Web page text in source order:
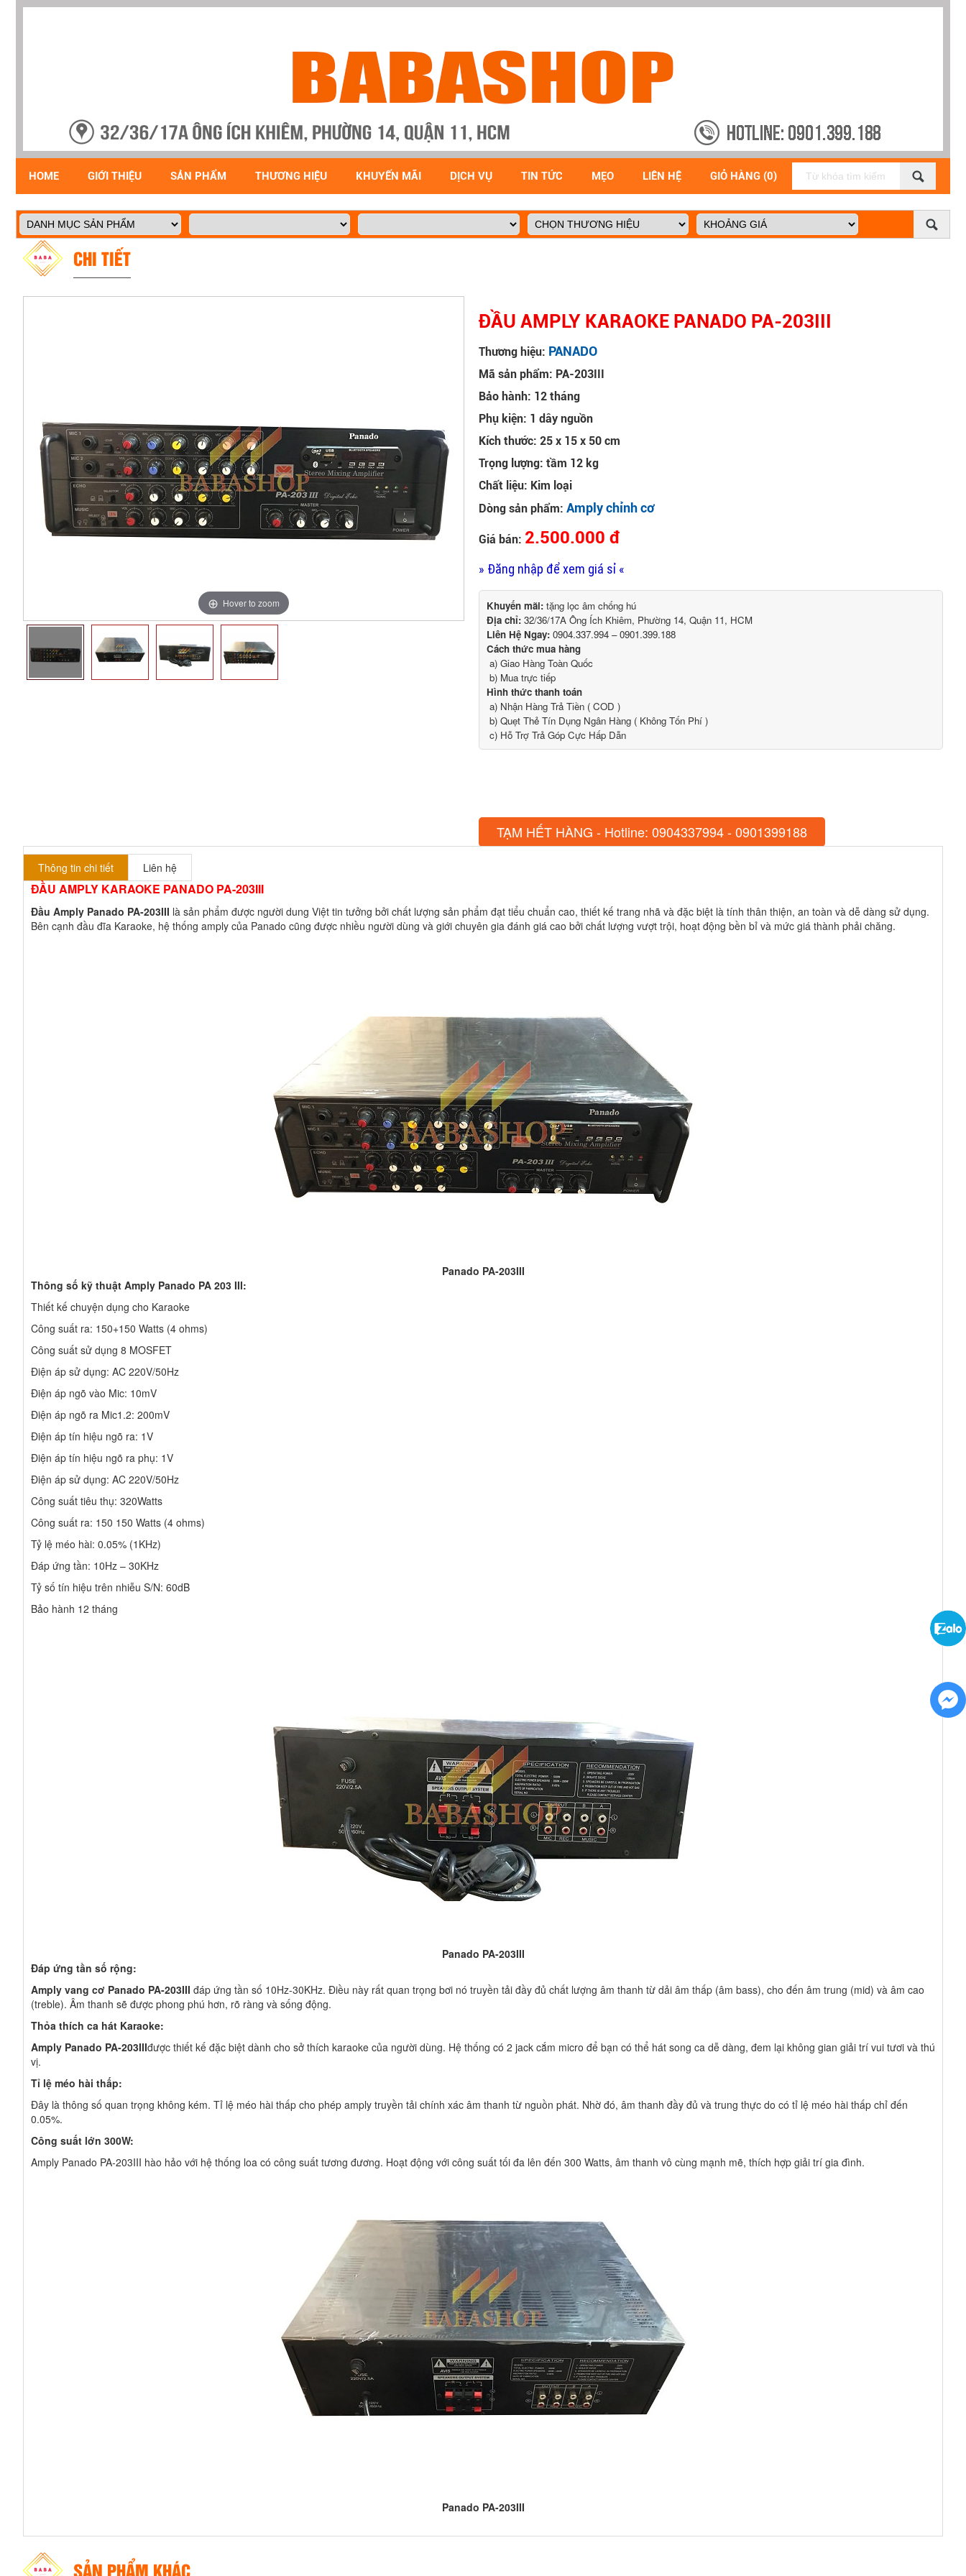
HOME GIỚI THIỆU SẢN PHẨM THƯƠNG HIỆU KHUYẾN MÃI DỊCH VỤ TIN TỨC MẸO LIÊN HỆ GIỎ HÀNG (0)
CHI TIẾT
Hover to zoom
ĐẦU AMPLY KARAOKE PANADO PA-203III
Thương hiệu: PANADO
Mã sản phẩm: PA-203III
Bảo hành: 12 tháng
Phụ kiện: 1 dây nguồn
Kích thước: 25 x 15 x 50 cm
Trọng lượng: tầm 12 kg
Chất liệu: Kim loại
Dòng sản phẩm:Amply chỉnh cơ
Giá bán: 2.500.000 đ
» Đăng nhập để xem giá sỉ «
Khuyến mãi: tặng lọc âm chống hú
Địa chỉ: 32/36/17A Ông Ích Khiêm, Phường 14, Quận 11, HCM
Liên Hệ Ngay: 0904.337.994 – 0901.399.188
Cách thức mua hàng
a) Giao Hàng Toàn Quốc
b) Mua trực tiếp
Hình thức thanh toán
a) Nhận Hàng Trả Tiền ( COD )
b) Quẹt Thẻ Tín Dụng Ngân Hàng ( Không Tốn Phí )
c) Hỗ Trợ Trả Góp Cực Hấp Dẫn
TẠM HẾT HÀNG - Hotline: 0904337994 - 0901399188
Thông tin chi tiết Liên hệ
ĐẦU AMPLY KARAOKE PANADO PA-203III
Đầu Amply Panado PA-203III là sản phẩm được người dung Việt tin tưởng bởi chất lượng sản phẩm đạt tiểu chuẩn cao, thiết kế trang nhã và đặc biệt là tính thân thiện, an toàn và dễ dàng sử dụng.
Bên cạnh đầu đĩa Karaoke, hệ thống amply của Panado cũng được nhiều người dùng và giới chuyên gia đánh giá cao bởi chất lượng vượt trội, hoạt động bền bỉ và mức giá thành phải chăng.
Panado PA-203III
Thông số kỹ thuật Amply Panado PA 203 III:
Thiết kế chuyện dụng cho Karaoke
Công suất ra: 150+150 Watts (4 ohms)
Công suất sử dụng 8 MOSFET
Điện áp sử dụng: AC 220V/50Hz
Điện áp ngõ vào Mic: 10mV
Điện áp ngõ ra Mic1.2: 200mV
Điện áp tín hiệu ngõ ra: 1V
Điện áp tín hiệu ngõ ra phụ: 1V
Điện áp sử dụng: AC 220V/50Hz
Công suất tiêu thụ: 320Watts
Công suất ra: 150 150 Watts (4 ohms)
Tỷ lệ méo hài: 0.05% (1KHz)
Đáp ứng tần: 10Hz – 30KHz
Tỷ số tín hiệu trên nhiễu S/N: 60dB
Bảo hành 12 tháng
Panado PA-203III
Đáp ứng tần số rộng:
Amply vang cơ Panado PA-203III đáp ứng tần số 10Hz-30KHz. Điều này rất quan trọng bơi nó truyền tải đầy đủ chất lượng âm thanh từ dải âm thấp (âm bass), cho đến âm trung (mid) và âm cao
(treble). Âm thanh sẽ được phong phú hơn, rõ ràng và sống động.
Thỏa thích ca hát Karaoke:
Amply Panado PA-203IIIđược thiết kế đặc biệt dành cho sở thích karaoke của người dùng. Hệ thống có 2 jack cắm micro để bạn có thể hát song ca dễ dàng, đem lại không gian giải trí vui tươi và thú
vị.
Tỉ lệ méo hài thấp:
Đây là thông số quan trọng không kém. Tỉ lệ méo hài thấp cho phép amply truyền tải chính xác âm thanh từ nguồn phát. Nhờ đó, âm thanh đầy đủ và trung thực do có tỉ lệ méo hài thấp chỉ đến
0.05%.
Công suất lớn 300W:
Amply Panado PA-203III hào hảo với hệ thống loa có công suất tương đương. Hoạt động với công suất tối đa lên đến 300 Watts, âm thanh vô cùng mạnh mẽ, thích hợp giải trí gia đình.
Panado PA-203III
SẢN PHẨM KHÁC